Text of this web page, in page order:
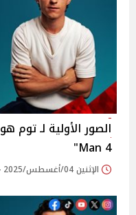
Man 4"
الإثنين 04/أغسطس/2025 - 04:00 م